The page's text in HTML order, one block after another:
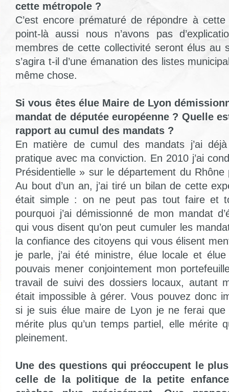
cette métropole ?
C’est encore prématuré de répondre à
point-là aussi nous n’avons pas
membres de cette collectivité seront élus au
s’agira t-il d’une émanation des listes
même chose.
Si vous êtes élue Maire de Lyon
mandat de députée européenne ? Quelle
rapport au cumul des mandats ?
En matière de cumul des mandats j’ai
pratique avec ma conviction. En 2010 j’ai
Présidentielle » sur le département du Rhône
Au bout d’un an, j’ai tiré un bilan de cette
était simple : on ne peut pas tout faire et
pourquoi j’ai démissionné de mon mandat
qui vous disent qu’on peut cumuler les
la confiance des citoyens qui vous élisent
je parle, j’ai été ministre, élue locale et
pouvais mener conjointement mon
travail de suivi des dossiers locaux, autant
était impossible à gérer. Vous pouvez donc
si je suis élue maire de Lyon je ne ferai
mérite plus qu’un temps partiel, elle mérite
pleinement.
Une des questions qui préoccupent le
celle de la politique de la petite